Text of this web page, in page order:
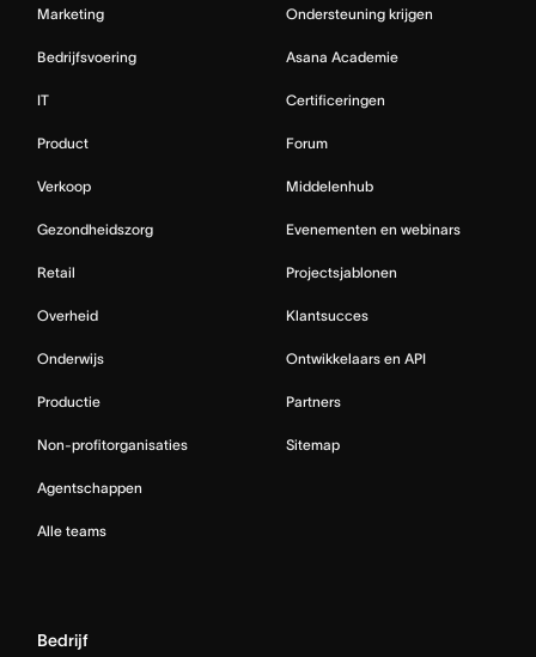
Marketing
Bedrijfsvoering
IT
Product
Verkoop
Gezondheidszorg
Retail
Overheid
Onderwijs
Productie
Non-profitorganisaties
Agentschappen
Alle teams
Ondersteuning krijgen
Asana Academie
Certificeringen
Forum
Middelenhub
Evenementen en webinars
Projectsjablonen
Klantsucces
Ontwikkelaars en API
Partners
Sitemap
Bedrijf